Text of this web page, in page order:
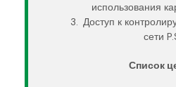
использования
Доступ к
сети
Список